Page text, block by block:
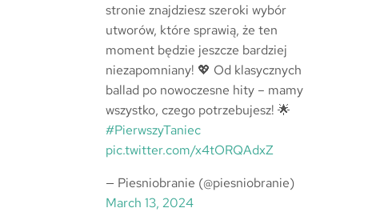
stronie znajdziesz szeroki wybór
utworów, które sprawią, że ten
moment będzie jeszcze bardziej
niezapomniany! 💖 Od klasycznych
ballad po nowoczesne hity – mamy
wszystko, czego potrzebujesz! 🌟
#PierwszyTaniec
pic.twitter.com/x4tORQAdxZ
— Piesniobranie (@piesniobranie)
March 13, 2024